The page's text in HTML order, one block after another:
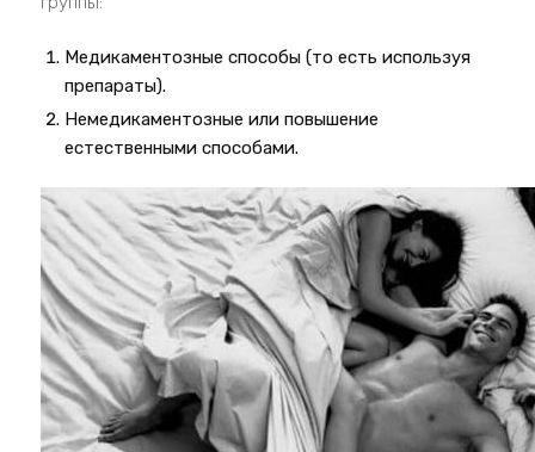
Медикаментозные способы (то есть используя
препараты).
Немедикаментозные или повышение
естественными способами.